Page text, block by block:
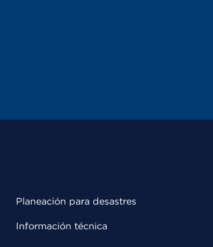
Planeación para desastres
Información técnica